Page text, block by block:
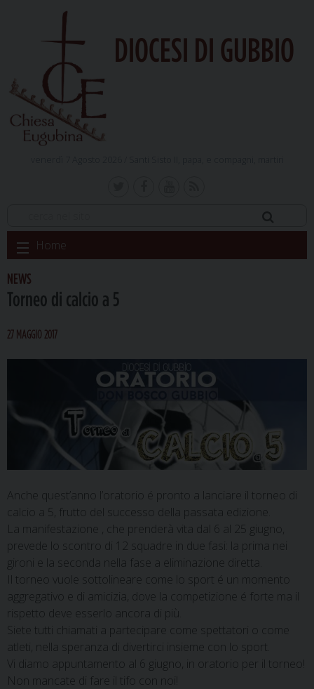
DIOCESI DI GUBBIO
Skip
to
content
Home
NEWS
Torneo di calcio a 5
27 MAGGIO 2017
Anche quest’anno l’oratorio é pronto a lanciare il torneo di
calcio a 5, frutto del successo della passata edizione.
La manifestazione , che prenderà vita dal 6 al 25 giugno,
prevede lo scontro di 12 squadre in due fasi: la prima nei
gironi e la seconda nella fase a eliminazione diretta.
Il torneo vuole sottolineare come lo sport é un momento
aggregativo e di amicizia, dove la competizione é forte ma il
rispetto deve esserlo ancora di più.
Siete tutti chiamati a partecipare come spettatori o come
atleti, nella speranza di divertirci insieme con lo sport.
Vi diamo appuntamento al 6 giugno, in oratorio per il torneo!
Non mancate di fare il tifo con noi!